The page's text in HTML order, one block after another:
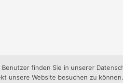
finden Sie in unserer
unsere Website besuchen zu können.